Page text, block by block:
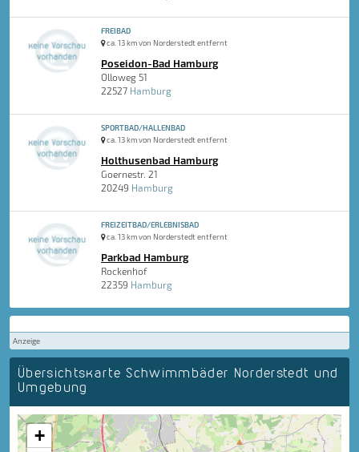
FREIBAD
ca. 13 km von Norderstedt entfernt
Poseidon-Bad Hamburg
Olloweg 51
22527 Hamburg
SPORTBAD/HALLENBAD
ca. 13 km von Norderstedt entfernt
Holthusenbad Hamburg
Goernestr. 21
20249 Hamburg
FREIZEITBAD/ERLEBNISBAD
ca. 13 km von Norderstedt entfernt
Parkbad Hamburg
Rockenhof
22359 Hamburg
Anzeige
Übersichtskarte Schwimmbäder Norderstedt und
Umgebung
+